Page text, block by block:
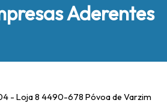
Aderentes
- Loja 8 4490-678 Póvoa de Varzim